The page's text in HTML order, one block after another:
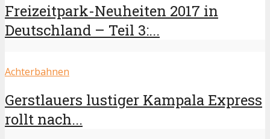
Freizeitpark-Neuheiten 2017 in
Deutschland – Teil 3:...
Achterbahnen
Gerstlauers lustiger Kampala Express
rollt nach...